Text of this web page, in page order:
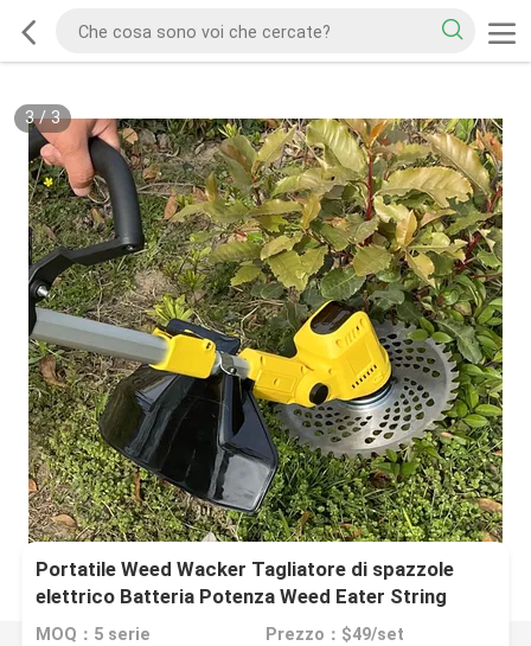
3/3
Portatile Weed Wacker Tagliatore di spazzole
elettrico Batteria Potenza Weed Eater String
Trimmer senza fili
MOQ：5 serie Prezzo：$49/set